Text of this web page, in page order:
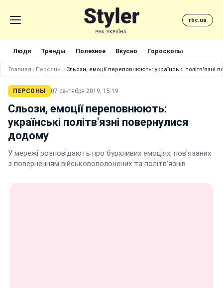
rbc.ua
Люди Тренды Полезное Вкусно Гороскопы
Главная › Персоны › Сльози, емоції переповнюють: українські політв'язні
ПЕРСОНЫ 07 сентября 2019, 15:19
Сльози, емоції переповнюють:
українські політв'язні повернулися
додому
У мережі розповідають про бурхливих емоціях, пов'язаних
з поверненням військовополонених та політв'язнів